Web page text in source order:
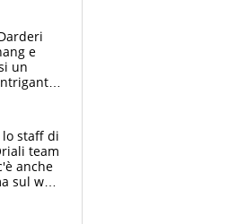
e
un
livello"
lo staff di
team
anche
sul web